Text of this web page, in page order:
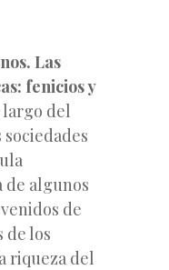
Las
fenicios y
largo del
algunos
de
de los
riqueza del